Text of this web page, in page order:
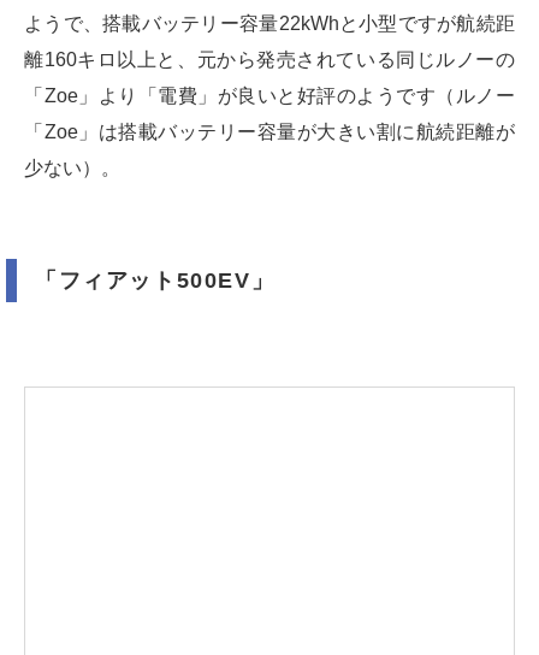
ようで、搭載バッテリー容量22kWhと小型ですが航続距
離160キロ以上と、元から発売されている同じルノーの
「Zoe」より「電費」が良いと好評のようです（ルノー
「Zoe」は搭載バッテリー容量が大きい割に航続距離が
少ない）。
「フィアット500EV」